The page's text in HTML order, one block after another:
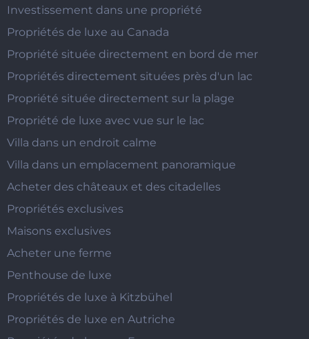
Investissement dans une propriété
Propriétés de luxe au Canada
Propriété située directement en bord de mer
Propriétés directement situées près d'un lac
Propriété située directement sur la plage
Propriété de luxe avec vue sur le lac
Villa dans un endroit calme
Villa dans un emplacement panoramique
Acheter des châteaux et des citadelles
Propriétés exclusives
Maisons exclusives
Acheter une ferme
Penthouse de luxe
Propriétés de luxe à Kitzbühel
Propriétés de luxe en Autriche